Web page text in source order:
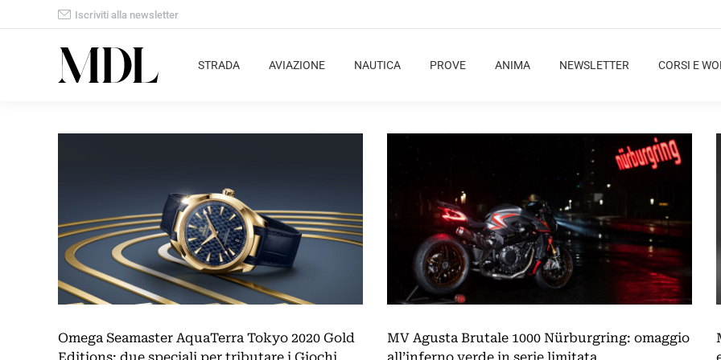
Iscriviti alla newsletter
STRADA AVIAZIONE NAUTICA PROVE ANIMA NEWSLETTER CORSI E
Omega Seamaster AquaTerra Tokyo 2020 Gold
MV Agusta Brutale 1000 Nürburgring: omaggio